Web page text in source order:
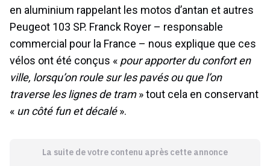
en aluminium rappelant les motos d’antan et autres
Peugeot 103 SP. Franck Royer – responsable
commercial pour la France – nous explique que ces
vélos ont été conçus « pour apporter du confort en
ville, lorsqu’on roule sur les pavés ou que l’on
traverse les lignes de tram» tout cela en conservant
« un côté fun et décalé».
La suite de votre contenu après cette annonce